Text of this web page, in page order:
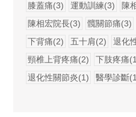
膝蓋痛(3)
運動訓練(3) 陳
陳相宏院長(3)
髖關節痛(3)
下背痛(2)
五十肩(2)
退化
頸椎上背疼痛(2)
下肢疼痛
退化性關節炎(1)
醫學診斷